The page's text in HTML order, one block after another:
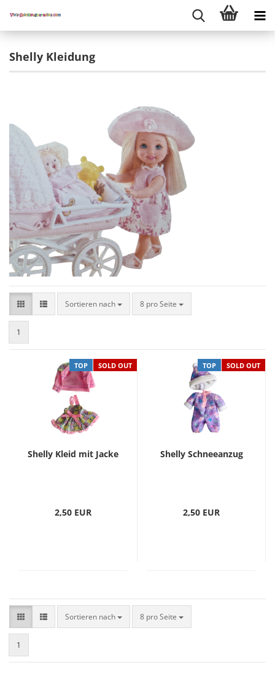
Shelly Kleidung
Sortieren nach 8 pro Seite
1
TOP SOLD OUT
Shelly Kleid mit Jacke
2,50 EUR
TOP SOLD OUT
Shelly Schneeanzug
2,50 EUR
Sortieren nach 8 pro Seite
1